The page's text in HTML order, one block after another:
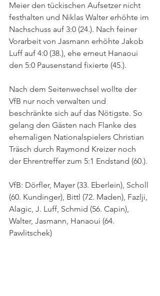
Meier den tückischen Aufsetzer nicht
festhalten und Niklas Walter erhöhte im
Nachschuss auf 3:0 (24.). Nach feiner
Vorarbeit von Jasmann erhöhte Jakob
Luff auf 4:0 (38.), ehe erneut Hanaoui
den 5:0 Pausenstand fixierte (45.).
Nach dem Seitenwechsel wollte der
VfB nur noch verwalten und
beschränkte sich auf das Nötigste. So
gelang den Gästen nach Flanke des
ehemaligen Nationalspielers Christian
Träsch durch Raymond Kreizer noch
der Ehrentreffer zum 5:1 Endstand (60.).
VfB: Dörfler, Mayer (33. Eberlein), Scholl
(60. Kundinger), Bittl (72. Maden), Fazlji,
Alagic, J. Luff, Schmid (56. Capin),
Walter, Jasmann, Hanaoui (64.
Pawlitschek)